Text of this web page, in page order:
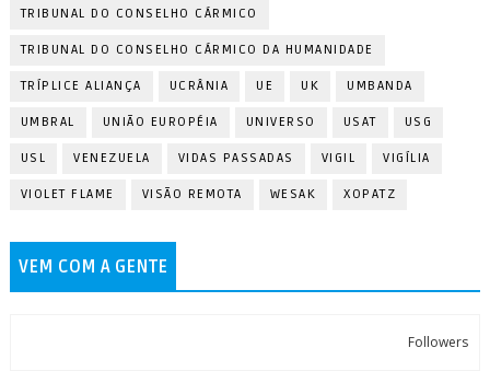
TRIBUNAL DO CONSELHO CÁRMICO
TRIBUNAL DO CONSELHO CÁRMICO DA HUMANIDADE
TRÍPLICE ALIANÇA UCRÂNIA UE UK UMBANDA
UMBRAL UNIÃO EUROPÉIA UNIVERSO USAT USG
USL VENEZUELA VIDAS PASSADAS VIGIL VIGÍLIA
VIOLET FLAME VISÃO REMOTA WESAK XOPATZ
VEM COM A GENTE
Followers